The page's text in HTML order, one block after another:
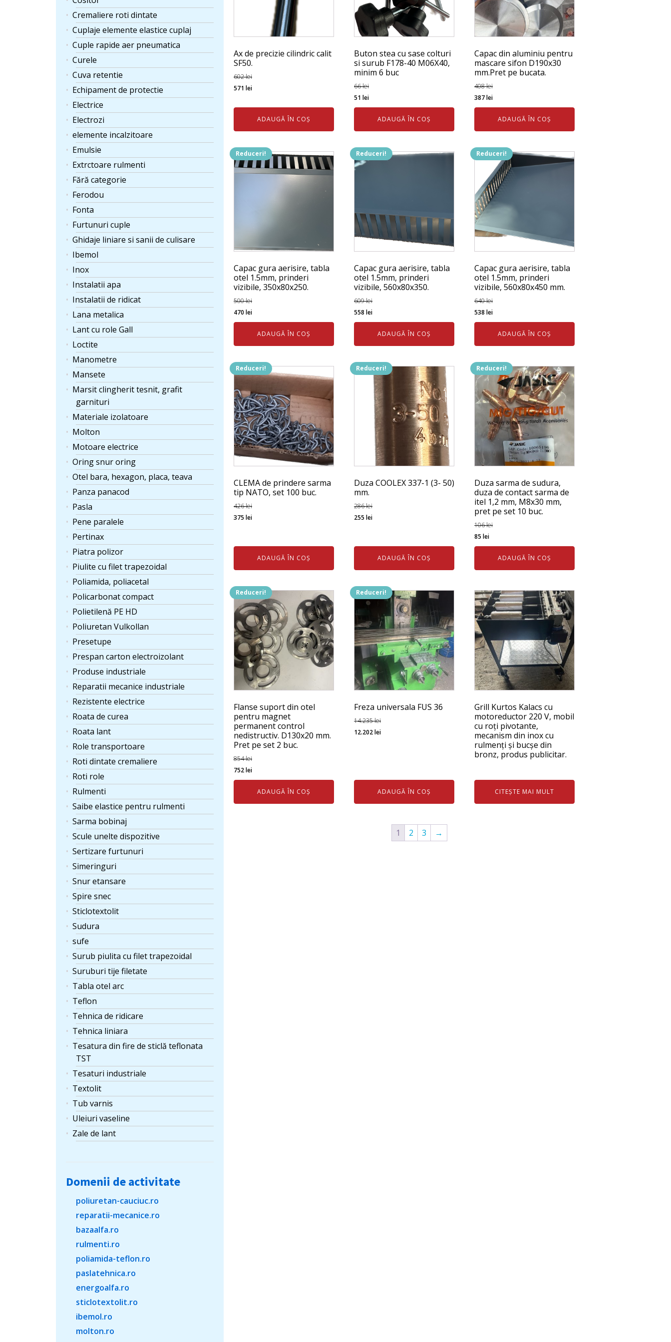
Cremaliere roti dintate
Cuplaje elemente elastice cuplaj
Cuple rapide aer pneumatica
Curele
Cuva retentie
Echipament de protectie
Electrice
Electrozi
elemente incalzitoare
Emulsie
Extrctoare rulmenti
Fără categorie
Ferodou
Fonta
Furtunuri cuple
Ghidaje liniare si sanii de culisare
Ibemol
Inox
Instalatii apa
Instalatii de ridicat
Lana metalica
Lant cu role Gall
Loctite
Manometre
Mansete
Marsit clingherit tesnit, grafit
garnituri
Materiale izolatoare
Molton
Motoare electrice
Oring snur oring
Otel bara, hexagon, placa, teava
Panza panacod
Pasla
Pene paralele
Pertinax
Piatra polizor
Piulite cu filet trapezoidal
Poliamida, poliacetal
Policarbonat compact
Polietilenă PE HD
Poliuretan Vulkollan
Presetupe
Prespan carton electroizolant
Produse industriale
Reparatii mecanice industriale
Rezistente electrice
Roata de curea
Roata lant
Role transportoare
Roti dintate cremaliere
Roti role
Rulmenti
Saibe elastice pentru rulmenti
Sarma bobinaj
Scule unelte dispozitive
Sertizare furtunuri
Simeringuri
Snur etansare
Spire snec
Sticlotextolit
Sudura
sufe
Surub piulita cu filet trapezoidal
Suruburi tije filetate
Tabla otel arc
Teflon
Tehnica de ridicare
Tehnica liniara
Tesatura din fire de sticlă teflonata
TST
Tesaturi industriale
Textolit
Tub varnis
Uleiuri vaseline
Zale de lant
Domenii de activitate
poliuretan-cauciuc.ro
reparatii-mecanice.ro
bazaalfa.ro
rulmenti.ro
poliamida-teflon.ro
paslatehnica.ro
energoalfa.ro
sticlotextolit.ro
ibemol.ro
molton.ro
Ax de precizie cilindric calit
SF50.
602lei
Prețul
a
571 leiPrețul
571 lei.
ADAUGĂ ÎN COȘ
Buton stea cu sase colturi
si surub F178-40 M06X40,
minim 6 buc
66lei
Prețul
inițial
fost:
66 lei.
51leiPrețul
curent
este:
51 lei.
ADAUGĂ ÎN COȘ
Capac din aluminiu pentru
mascare sifon D190x30
mm.Pret pe bucata.
408lei
Prețul
inițial
fost:
408 lei.
387leiPrețul
curent
este:
387 lei.
ADAUGĂ ÎN COȘ
Reduceri!
Capac gura aerisire, tabla
otel 1.5mm, prinderi
vizibile, 350x80x250.
500lei
Prețul
inițial
fost:
500 lei.
470 leiPrețul
curent
este:
470 lei.
ADAUGĂ ÎN COȘ
Reduceri!
Capac gura aerisire, tabla
otel 1.5mm, prinderi
vizibile, 560x80x350.
609lei
Prețul
inițial
fost:
609 lei.
558leiPrețul
curent
este:
558 lei.
ADAUGĂ ÎN COȘ
Reduceri!
Capac gura aerisire, tabla
otel 1.5mm, prinderi
vizibile, 560x80x450 mm.
640lei
Prețul
inițial
fost:
640 lei.
538leiPrețul
curent
este:
538 lei.
ADAUGĂ ÎN COȘ
Reduceri!
CLEMA de prindere sarma
tip NATO, set 100 buc.
426lei
Prețul
426 lei.
375 leiPrețul
375 lei.
ADAUGĂ ÎN COȘ
Reduceri!
Duza COOLEX 337-1 (3- 50)
mm.
286lei
Prețul
286 lei.
255leiPrețul
255 lei.
ADAUGĂ ÎN COȘ
Reduceri!
Duza sarma de sudura,
duza de contact sarma de
itel 1,2 mm, M8x30 mm,
pret pe set 10 buc.
106lei
Prețul
inițial
fost:
85leiPrețul
curent
este:
85 lei.
ADAUGĂ ÎN COȘ
Reduceri!
Flanse suport din otel
pentru magnet
permanent control
nedistructiv. D130x20 mm.
Pret pe set 2 buc.
854lei
Prețul
inițial
fost:
752leiPrețul
curent
este:
752 lei.
ADAUGĂ ÎN COȘ
Reduceri!
Freza universala FUS 36
14.235lei
Prețul
14.235 lei.
12.202leiPrețul
ADAUGĂ ÎN COȘ
Grill Kurtos Kalacs cu
motoreductor 220 V, mobil
cu roți pivotante,
mecanism din inox cu
rulmenți și bucșe din
bronz, produs publicitar.
CITEȘTE MAI MULT
1 2 3 →